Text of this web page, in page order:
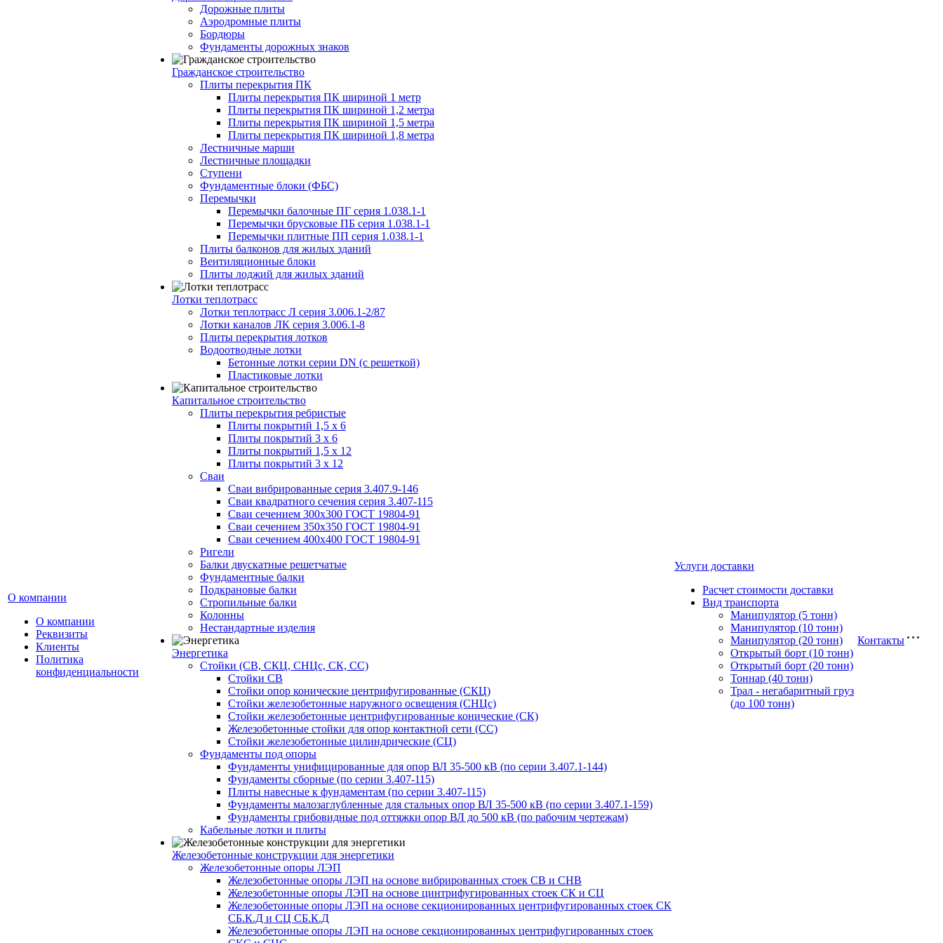
О компании
О компании
Реквизиты
Клиенты
Политика
конфиденциальности
Дорожные плиты
Аэродромные плиты
Бордюры
Фундаменты дорожных знаков
Гражданское строительство
Плиты перекрытия ПК
Плиты перекрытия ПК шириной 1 метр
Плиты перекрытия ПК шириной 1,2 метра
Плиты перекрытия ПК шириной 1,5 метра
Плиты перекрытия ПК шириной 1,8 метра
Лестничные марши
Лестничные площадки
Ступени
Фундаментные блоки (ФБС)
Перемычки
Перемычки балочные ПГ серия 1.038.1-1
Перемычки брусковые ПБ серия 1.038.1-1
Перемычки плитные ПП серия 1.038.1-1
Плиты балконов для жилых зданий
Вентиляционные блоки
Плиты лоджий для жилых зданий
Лотки теплотрасс
Лотки теплотрасс Л серия 3.006.1-2/87
Лотки каналов ЛК серия 3.006.1-8
Плиты перекрытия лотков
Водоотводные лотки
Бетонные лотки серии DN (с решеткой)
Пластиковые лотки
Капитальное строительство
Плиты перекрытия ребристые
Плиты покрытий 1,5 x 6
Плиты покрытий 3 x 6
Плиты покрытий 1,5 x 12
Плиты покрытий 3 x 12
Сваи
Сваи вибрированные серия 3.407.9-146
Сваи квадратного сечения серия 3.407-115
Сваи сечением 300х300 ГОСТ 19804-91
Сваи сечением 350х350 ГОСТ 19804-91
Сваи сечением 400х400 ГОСТ 19804-91
Ригели
Балки двускатные решетчатые
Фундаментные балки
Подкрановые балки
Стропильные балки
Колонны
Нестандартные изделия
Энергетика
Стойки (СВ, СКЦ, СНЦс, СК, СС)
Стойки СВ
Стойки опор конические центрифугированные (СКЦ)
Стойки железобетонные наружного освещения (СНЦс)
Стойки железобетонные центрифугированные конические (СК)
Железобетонные стойки для опор контактной сети (СС)
Стойки железобетонные цилиндрические (СЦ)
Фундаменты под опоры
Фундаменты унифицированные для опор ВЛ 35-500 кВ (по серии 3.407.1-144)
Фундаменты сборные (по серии 3.407-115)
Плиты навесные к фундаментам (по серии 3.407-115)
Фундаменты малозаглубленные для стальных опор ВЛ 35-500 кВ (по серии 3.407.1-159)
Фундаменты грибовидные под оттяжки опор ВЛ до 500 кВ (по рабочим чертежам)
Кабельные лотки и плиты
Железобетонные конструкции для энергетики
Железобетонные опоры ЛЭП
Железобетонные опоры ЛЭП на основе вибрированных стоек СВ и СНВ
Железобетонные опоры ЛЭП на основе цинтрифугированных стоек СК и СЦ
Железобетонные опоры ЛЭП на основе секционированных центрифугированных стоек СК
СБ.К.Д и СЦ СБ.К.Д
Железобетонные опоры ЛЭП на основе секционированных центрифугированных стоек
Услуги доставки
Расчет стоимости доставки
Вид транспорта
Манипулятор (5 тонн)
Манипулятор (10 тонн)
Манипулятор (20 тонн)
Открытый борт (10 тонн)
Открытый борт (20 тонн)
Тоннар (40 тонн)
Трал - негабаритный груз
(до 100 тонн)
Контакты